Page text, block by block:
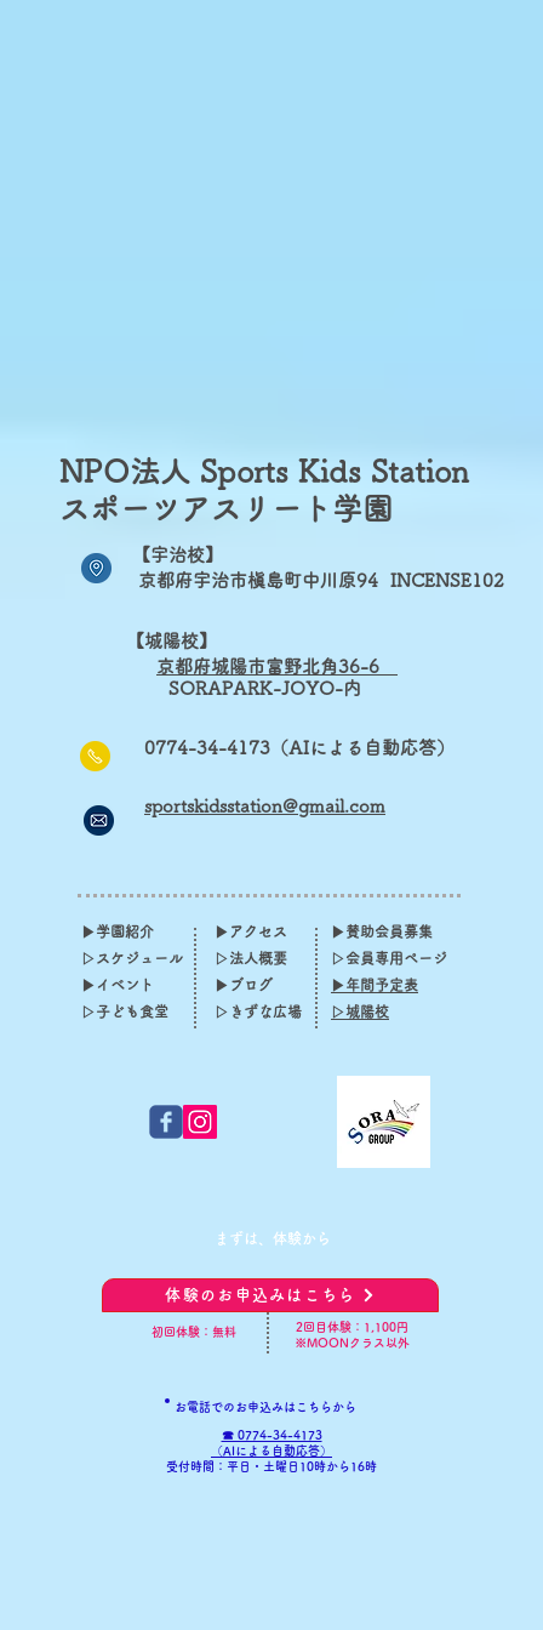
NPO法人 Sports Kids Station​
スポーツアスリート学園
【宇治校】
京都府宇治市槇島町中川原94 INCENSE102
【城陽校】
京都府城陽市富野北角36-6
SORAPARK-JOYO-内
0774-34-4173（AIによる自動応答）
sportskidsstation@gmail.com
▶学園紹介
▷スケジュール​
▶イベント
​▷子ども食堂
▶アクセス
▷法人概要
▶ブログ
▷きずな広場
▶賛助会員募集
▷会員専用ページ
▶年間予定表
▷城陽校
​まずは、体験から
体験のお申込みはこちら
初回体験：無料
​2回目体験：1,100円
※MOONクラス以外
お電話でのお申込みはこちらから
☎ 0774-34-4173
​（AIによる自動応答）
​受付時間：平日・土曜日10時から16時